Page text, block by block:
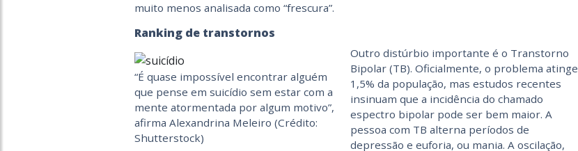
muito menos analisada como “frescura”.
Ranking de transtornos
“É quase impossível encontrar alguém
que pense em suicídio sem estar com a
mente atormentada por algum motivo”,
afirma Alexandrina Meleiro (Crédito:
Shutterstock)
Outro distúrbio importante é o Transtorno
Bipolar (TB). Oficialmente, o problema atinge
1,5% da população, mas estudos recentes
insinuam que a incidência do chamado
espectro bipolar pode ser bem maior. A
pessoa com TB alterna períodos de
depressão e euforia, ou mania. A oscilação,